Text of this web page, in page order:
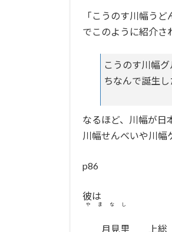
「こうのす川幅う
でこのように紹介さ
こうのす川幅グ
ちなんで誕生
なるほど、川幅が日
川幅せんべいや川幅
p86
彼は
月見里
やまなし
上総